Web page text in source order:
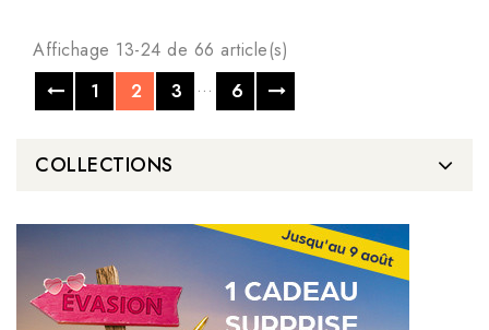
Affichage 13-24 de 66 article(s)
1
2 3 … 6
COLLECTIONS